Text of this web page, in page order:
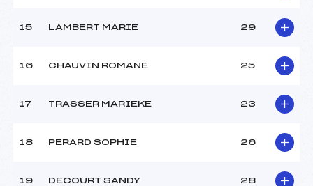
Température départ :
-5
62.6700
Catégorie :
Min->Mas
15 LAMBERT MARIE 29
16 CHAUVIN ROMANE 25
17 TRASSER MARIEKE 23
18 PERARD SOPHIE 26
19 DECOURT SANDY 28